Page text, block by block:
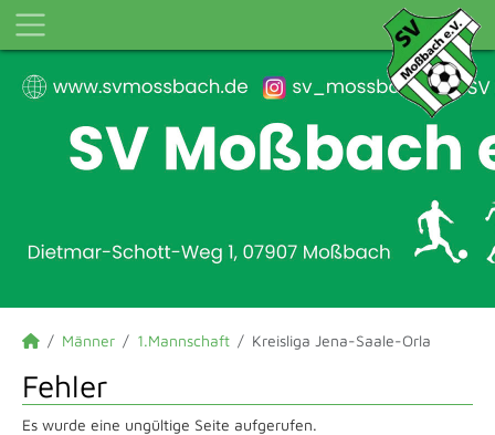
Männer 1.Mannschaft Kreisliga Jena-Saale-Orla
Fehler
Es wurde eine ungültige Seite aufgerufen.